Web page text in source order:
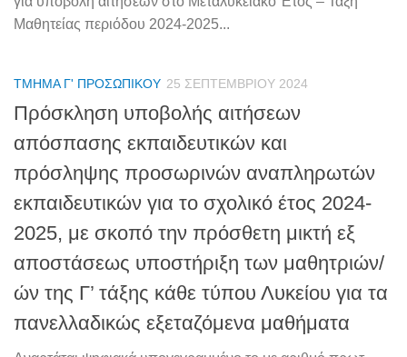
Μαθητείας περιόδου 2024-2025...
ΤΜΉΜΑ Γ' ΠΡΟΣΩΠΙΚΟΎ 25 ΣΕΠΤΕΜΒΡΊΟΥ 2024
Πρόσκληση υποβολής αιτήσεων
απόσπασης εκπαιδευτικών και
πρόσληψης προσωρινών αναπληρωτών
εκπαιδευτικών για το σχολικό έτος 2024-
2025, με σκοπό την πρόσθετη μικτή εξ
αποστάσεως υποστήριξη των μαθητριών/
ών της Γ’ τάξης κάθε τύπου Λυκείου για τα
πανελλαδικώς εξεταζόμενα μαθήματα